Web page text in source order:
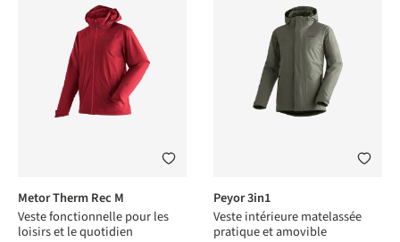
Metor Therm Rec M
Veste fonctionnelle pour les
loisirs et le quotidien
Peyor 3in1
Veste intérieure matelassée
pratique et amovible